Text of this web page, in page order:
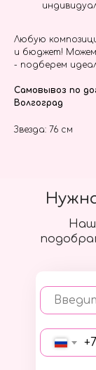
Любую
и бюджет!
- подберем
Самовывоз по
Волгоград
Звезда: 76 см
+7